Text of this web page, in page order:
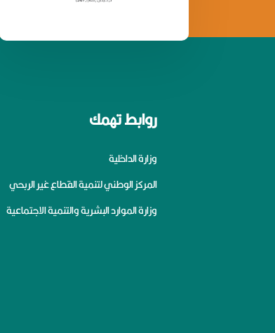
روابط تهمك
وزارة الداخلية
المركز الوطني لتنمية القطاع غير الربحي
وزارة الموارد البشرية والتنمية الاجتماعية